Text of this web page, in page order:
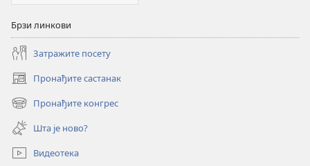
Брзи линкови
Затражите посету
Пронађите састанак
(отвара
нови
прозор)
Пронађите конгрес
(отвара
нови
прозор)
Шта је ново?
Видеотека